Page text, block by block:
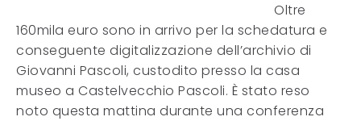
Oltre
160mila euro sono in arrivo per la schedatura e
conseguente digitalizzazione dell’archivio di
Giovanni Pascoli, custodito presso la casa
museo a Castelvecchio Pascoli. È stato reso
noto questa mattina durante una conferenza